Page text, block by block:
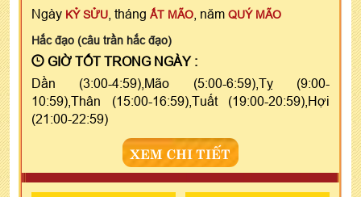
Ngày KỶ SỬU , tháng ẤT MÃO , năm QUÝ MÃO
Hắc đạo (câu trần hắc đạo)
GIỜ TỐT TRONG NGÀY :
Dần (3:00-4:59),Mão (5:00-6:59),Tỵ (9:00-
10:59),Thân (15:00-16:59),Tuất (19:00-20:59),Hợi
(21:00-22:59)
XEM CHI TIẾT